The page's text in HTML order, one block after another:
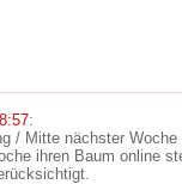
:
/ Mitte nächster
ihren Baum online